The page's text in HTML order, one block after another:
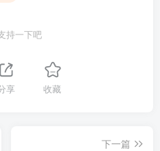
持一下吧
享 收藏
下一篇